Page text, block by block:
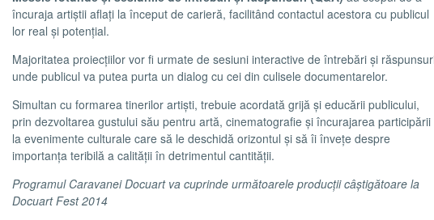
încuraja artiștii aflați la început de carieră, facilitând contactul acestora cu publicul
lor real și potențial.
Majoritatea proiecțiilor vor fi urmate de sesiuni interactive de întrebări și
unde publicul va putea purta un dialog cu cei din culisele documentarelor.
Simultan cu formarea tinerilor artiști, trebuie acordată grijă și educării publicului,
prin dezvoltarea gustului său pentru artă, cinematografie și încurajarea participării
la evenimente culturale care să le deschidă orizontul și să îi învețe despre
importanța teribilă a calității în detrimentul cantității.
Programul Caravanei Docuart va cuprinde următoarele producții câștigătoare la
Docuart Fest 2014